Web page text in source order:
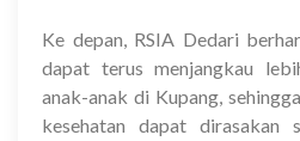
Ke depan, RSIA Dedari
dapat terus menjangkau
anak-anak di Kupang,
kesehatan dapat dirasakan